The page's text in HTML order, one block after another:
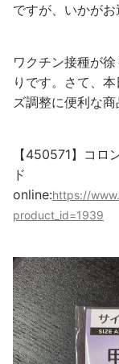
ですが、いかが
ワクチン接種が
りです。さて、
ズ調整に便利な商
【450571】コロ
ド
online:https://
product_id=1939